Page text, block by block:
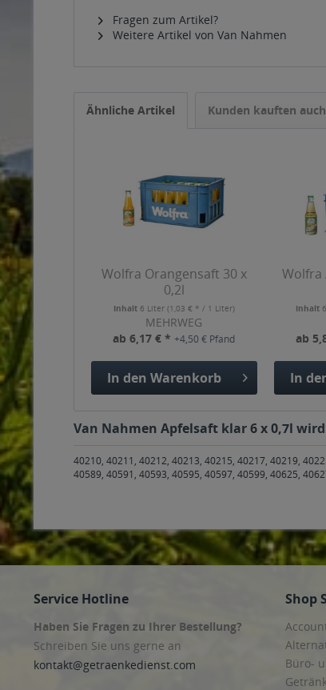
Fragen zum Artikel?
Weitere Artikel von Van Nahmen
Ähnliche Artikel Kunden kauften auch
Wolfra Orangensaft 30 x
0,2l
Inhalt 6 Liter (1,03 € * / 1 Liter)
MEHRWEG
ab 6,17 € *+4,50 € Pfand
In den Warenkorb
Wolfra
Inhalt
ab
In
Van Nahmen Apfelsaft klar 6 x 0,7l
40210, 40211, 40212, 40213, 40215, 40217, 40219,
40589, 40591, 40593, 40595, 40597, 40599, 40625,
Service Hotline
Haben Sie Fragen zu Ihrer Bestellung?
Schreiben Sie uns gerne an
kontakt@getraenkedienst.com
Shop
Büro-